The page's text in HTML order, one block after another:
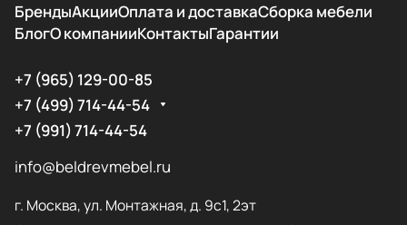
БрендыАкцииОплата и доставкаСборка мебели
БлогО компанииКонтактыГарантии
+7 (965) 129-00-85
+7 (499) 714-44-54
+7 (991) 714-44-54
info@beldrevmebel.ru
г. Москва, ул. Монтажная, д. 9с1, 2эт